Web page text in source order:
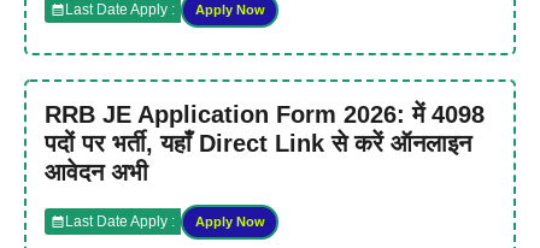
Last Date Apply : Apply Now
RRB JE Application Form 2026: में 4098
पदों पर भर्ती, यहाँ Direct Link से करें ऑनलाइन
आवेदन अभी
Last Date Apply : Apply Now